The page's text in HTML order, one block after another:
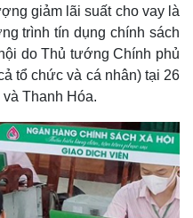
giảm lãi suất cho vay là
trình tín dụng chính sách
do Thủ tướng Chính phủ
tổ chức và cá nhân) tại 26
Thanh Hóa.